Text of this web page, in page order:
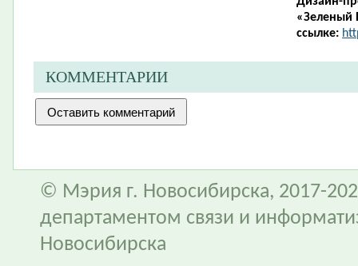
«Зеленый
ссылке:
КОММЕНТАРИИ
© Мэрия г. Новосибирска, 2017-
департаментом связи и
Новосибирска